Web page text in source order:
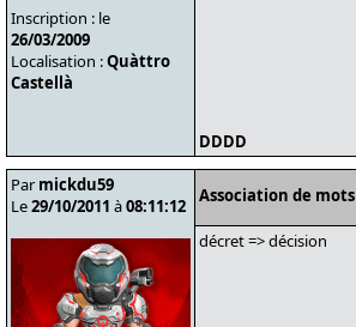
Inscription : le
26/03/2009
Localisation :Quàttro
Castellà
DDDD
Par mickdu59
Le29/10/2011 à08:11:12 Association de mots
décret => décision